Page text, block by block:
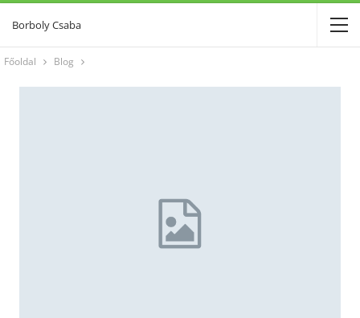
Borboly Csaba
Főoldal Blog